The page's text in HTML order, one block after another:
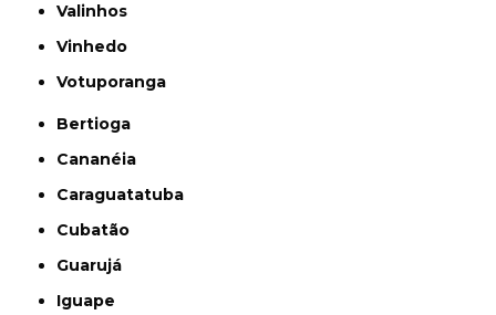
Valinhos
Vinhedo
Votuporanga
Bertioga
Cananéia
Caraguatatuba
Cubatão
Guarujá
Iguape